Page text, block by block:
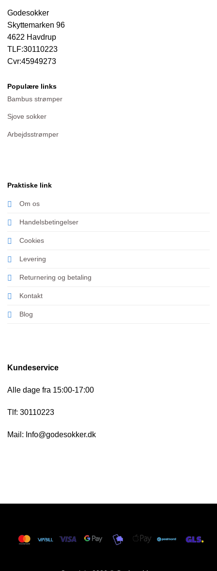
Godesokker
Skyttemarken 96
4622 Havdrup
TLF:30110223
Cvr:45949273
Populære links
Bambus strømper
Sjove sokker
Arbejdsstrømper
Praktiske link
Om os
Handelsbetingelser
Cookies
Levering
Returnering og betaling
Kontakt
Blog
Kundeservice
Alle dage fra 15:00-17:00
Tlf: 30110223
Mail: Info@godesokker.dk